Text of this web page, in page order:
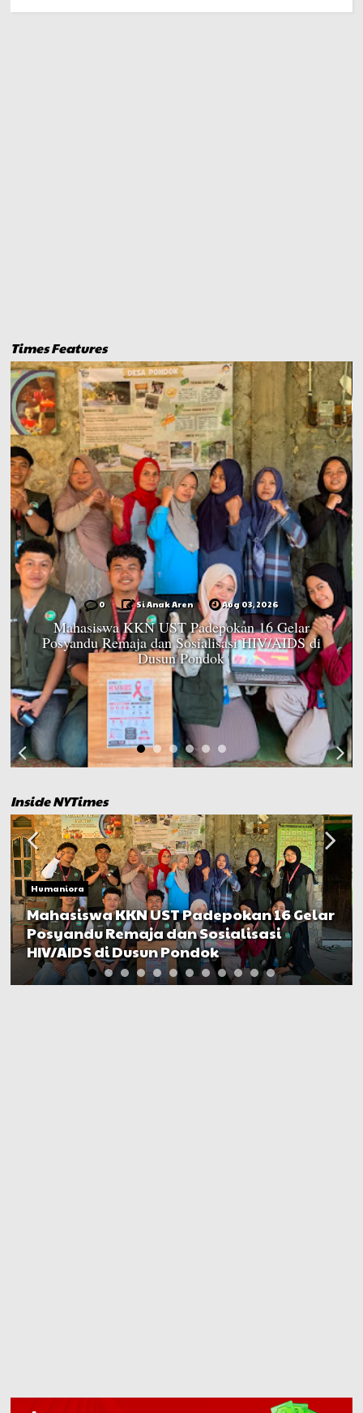
Times Features
0 Si Anak Aren Aug 03, 2026
Mahasiswa KKN UST Padepokan 16 Gelar
Posyandu Remaja dan Sosialisasi HIV/AIDS di
Dusun Pondok
Inside NYTimes
Humaniora
Mahasiswa KKN UST Padepokan 16 Gelar
Posyandu Remaja dan Sosialisasi
HIV/AIDS di Dusun Pondok